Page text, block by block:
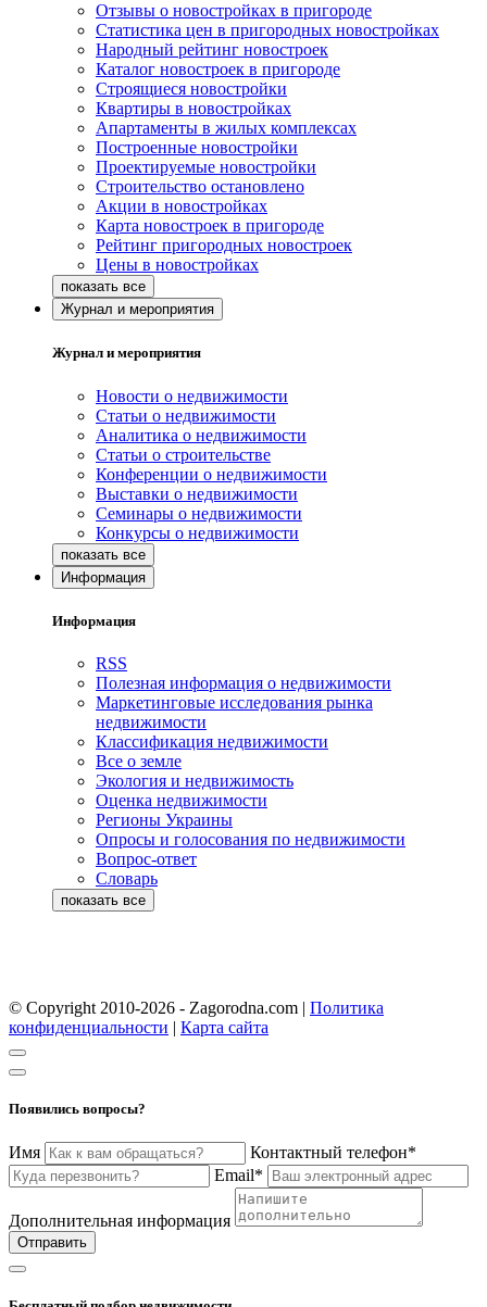
Отзывы о новостройках в пригороде
Статистика цен в пригородных новостройках
Народный рейтинг новостроек
Каталог новостроек в пригороде
Строящиеся новостройки
Квартиры в новостройках
Апартаменты в жилых комплексах
Построенные новостройки
Проектируемые новостройки
Строительство остановлено
Акции в новостройках
Карта новостроек в пригороде
Рейтинг пригородных новостроек
Цены в новостройках
Журнал и мероприятия
Журнал и мероприятия
Новости о недвижимости
Статьи о недвижимости
Аналитика о недвижимости
Статьи о строительстве
Конференции о недвижимости
Выставки о недвижимости
Семинары о недвижимости
Конкурсы о недвижимости
Информация
Информация
RSS
Полезная информация о недвижимости
Маркетинговые исследования рынка
недвижимости
Классификация недвижимости
Все о земле
Экология и недвижимость
Оценка недвижимости
Регионы Украины
Опросы и голосования по недвижимости
Вопрос-ответ
Словарь
© Copyright 2010-2026 - Zagorodna.com | Политика
конфиденциальности | Карта сайта
Появились вопросы?
Имя
Контактный телефон*
Email*
Дополнительная информация
Отправить